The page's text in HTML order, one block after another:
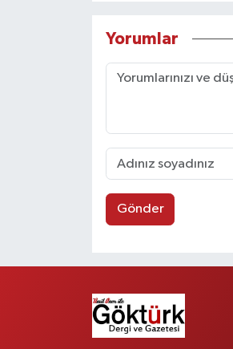
Yorumlar
Gönder